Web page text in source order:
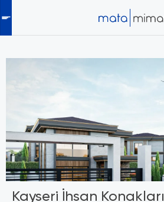
Kayseri İhsan Konakları